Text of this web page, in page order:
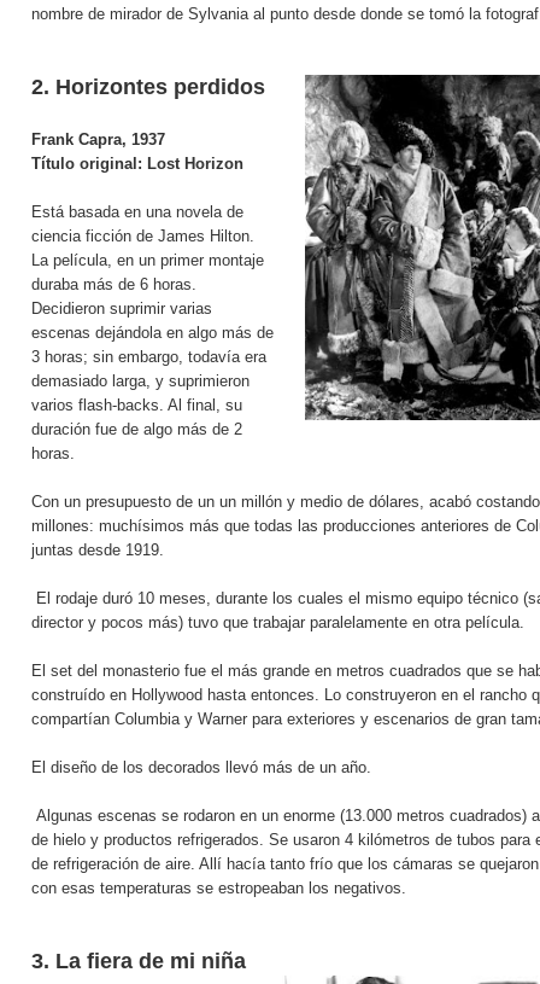
nombre de mirador de Sylvania al punto desde donde se tomó la
2. Horizontes perdidos
Frank Capra, 1937
Título original: Lost Horizon
Está basada en una novela de
ciencia ficción de James Hilton.
La película, en un primer montaje
duraba más de 6 horas.
Decidieron suprimir varias
escenas dejándola en algo más de
3 horas; sin embargo, todavía era
demasiado larga, y suprimieron
varios flash-backs. Al final, su
duración fue de algo más de 2
horas.
Con un presupuesto de un un millón y medio de dólares, acabó
millones: muchísimos más que todas las producciones anteriores de
juntas desde 1919.
El rodaje duró 10 meses, durante los cuales el mismo equipo técnico
director y pocos más) tuvo que trabajar paralelamente en otra película.
El set del monasterio fue el más grande en metros cuadrados que se
construído en Hollywood hasta entonces. Lo construyeron en el rancho
compartían Columbia y Warner para exteriores y escenarios de gran
El diseño de los decorados llevó más de un año.
Algunas escenas se rodaron en un enorme (13.000 metros cuadrados)
de hielo y productos refrigerados. Se usaron 4 kilómetros de tubos para
de refrigeración de aire. Allí hacía tanto frío que los cámaras se
con esas temperaturas se estropeaban los negativos.
3. La fiera de mi niña